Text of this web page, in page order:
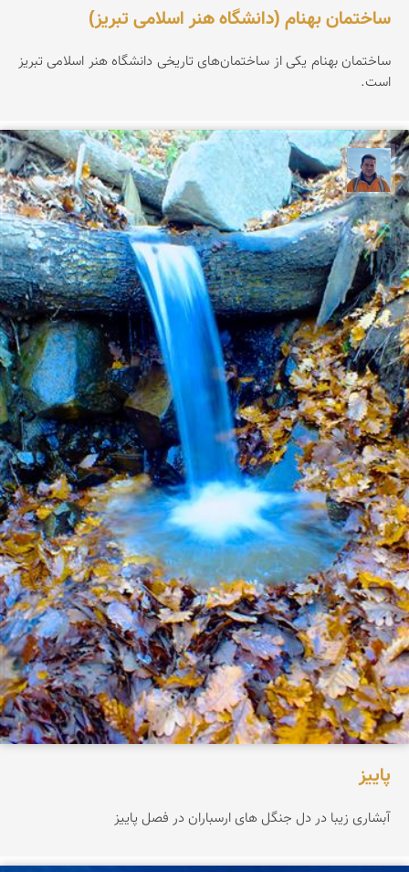
ساختمان بهنام (دانشگاه هنر اسلامی تبریز)
ساختمان بهنام یکی از ساختمان‌های تاریخی دانشگاه هنر اسلامی تبریز
است.
محمد نورمحمديان
پاییز
آبشاری زیبا در دل جنگل های ارسباران در فصل پاییز